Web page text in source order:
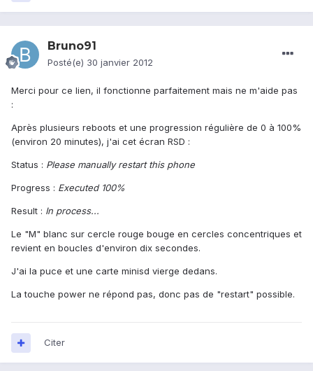
Bruno91
Posté(e) 30 janvier 2012
Merci pour ce lien, il fonctionne parfaitement mais ne m'aide pas
:
Après plusieurs reboots et une progression régulière de 0 à 100%
(environ 20 minutes), j'ai cet écran RSD :
Status : Please manually restart this phone
Progress : Executed 100%
Result : In process...
Le "M" blanc sur cercle rouge bouge en cercles concentriques et
revient en boucles d'environ dix secondes.
J'ai la puce et une carte minisd vierge dedans.
La touche power ne répond pas, donc pas de "restart" possible.
Citer